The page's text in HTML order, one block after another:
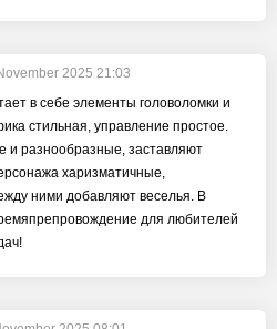
2025 21:03
в себе элементы головоломки и
стильная, управление простое.
и разнообразные, заставляют
харизматичные,
ними добавляют веселья. В
для любителей